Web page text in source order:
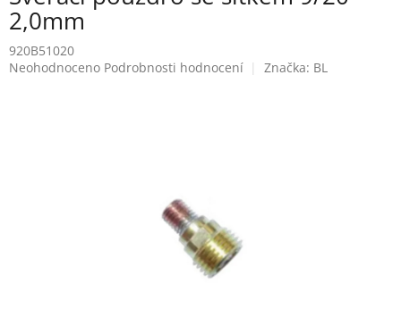
2,0mm
920B51020
Průměrné
Neohodnoceno Podrobnosti hodnocení Značka: BL